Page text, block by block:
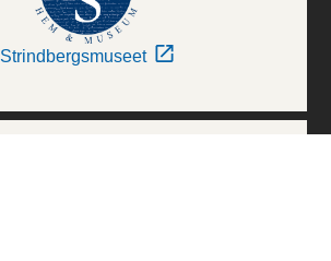
Strindbergsmuseet